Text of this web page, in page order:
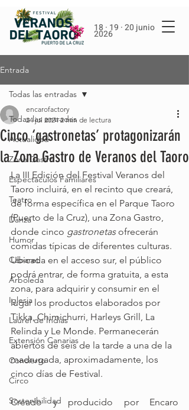
18 · 19 · 20 junio
2026
Entrada
Todas las entradas
Actualidad
Zona Gastro
Espectáculos Familiares
Teatro
Danza
Humor
Cabaret
Arboleda
Iglesia
Laurel de Indias
Extensión Canarias
Concierto
Circo
Sostenibilidad
Todas las entradas
Cinco ‘gastronetas’ protagonizarán
la Zona Gastro de Veranos del Taoro
encarofactory
24 jul 2024 2 min de lectura
La III Edición del Festival Veranos del
Taoro incluirá, en el recinto que creará,
de forma específica en el Parque Taoro
(Puerto de la Cruz), una Zona Gastro,
donde cinco gastronetas ofrecerán
comidas típicas de diferentes culturas.
Ubicada en el acceso sur, el público
podrá entrar, de forma gratuita, a esta
zona, para adquirir y consumir en el
lugar los productos elaborados por
Tikka, Chimichurri, Harleys Grill, La
Relinda y Le Monde. Permanecerán
abiertos de seis de la tarde a una de la
madrugada, aproximadamente, los
cinco días de Festival.
Creado y producido por Encaro